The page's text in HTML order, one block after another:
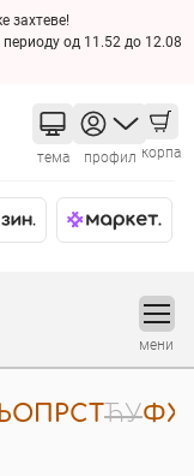
захтеве!
од 11.52 до 12.08
тема профил корпа
мени
ОПРС Т ЋУФХ